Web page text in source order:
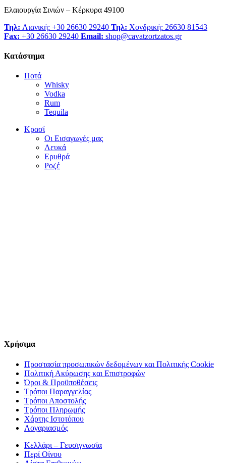
Ελαιουργία Σινιών – Κέρκυρα 49100
Τηλ: Λιανική: +30 26630 29240 Τηλ: Χονδρική: 26630 81543
Fax: +30 26630 29240 Email: shop@cavatzortzatos.gr
Κατάστημα
Ποτά
Whisky
Vodka
Rum
Tequila
Κρασί
Οι Εισαγωγές μας
Λευκά
Ερυθρά
Ροζέ
Χρήσιμα
Προστασία προσωπικών δεδομένων και Πολιτικής Cookie
Πολιτική Ακύρωσης και Επιστροφών
Όροι & Προϋποθέσεις
Τρόποι Παραγγελίας
Τρόποι Αποστολής
Τρόποι Πληρωμής
Χάρτης Ιστοτόπου
Λογαριασμός
Κελλάρι – Γευσιγνωσία
Περί Οίνου